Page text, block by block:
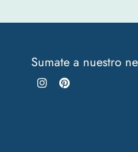
Sumate a nuestro
Instagram
Pinterest